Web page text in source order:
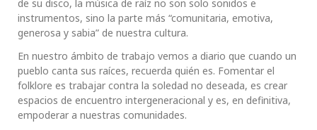
de su disco, la música de raíz no son solo sonidos e
instrumentos, sino la parte más “comunitaria, emotiva,
generosa y sabia” de nuestra cultura.
En nuestro ámbito de trabajo vemos a diario que cuando un
pueblo canta sus raíces, recuerda quién es. Fomentar el
folklore es trabajar contra la soledad no deseada, es crear
espacios de encuentro intergeneracional y es, en definitiva,
empoderar a nuestras comunidades.